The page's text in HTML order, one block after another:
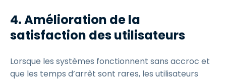
4. Amélioration de la
satisfaction des utilisateurs
Lorsque les systèmes fonctionnent sans accroc et
que les temps d’arrêt sont rares, les utilisateurs